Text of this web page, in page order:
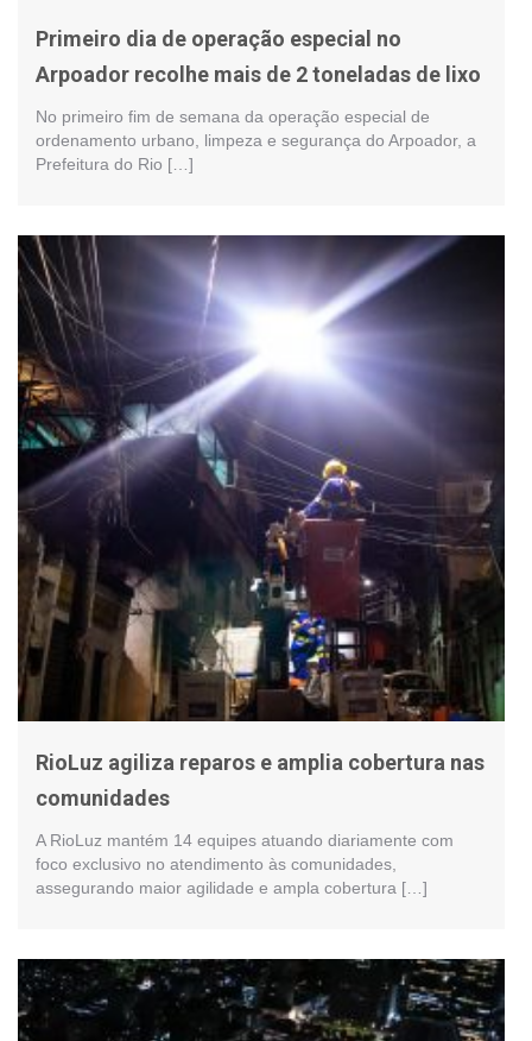
Primeiro dia de operação especial no
Arpoador recolhe mais de 2 toneladas de lixo
No primeiro fim de semana da operação especial de
ordenamento urbano, limpeza e segurança do Arpoador, a
Prefeitura do Rio […]
RioLuz agiliza reparos e amplia cobertura nas
comunidades
A RioLuz mantém 14 equipes atuando diariamente com
foco exclusivo no atendimento às comunidades,
assegurando maior agilidade e ampla cobertura […]